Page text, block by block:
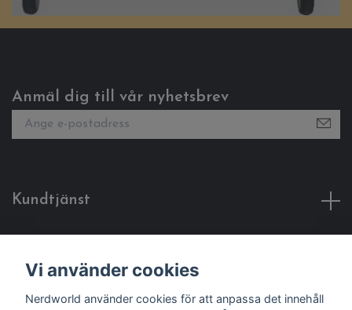
Anmäl dig till vår nyhetsbrev
Kundtjänst
Sociala medier
Vi använder cookies
Nerdworld använder cookies för att anpassa det innehåll